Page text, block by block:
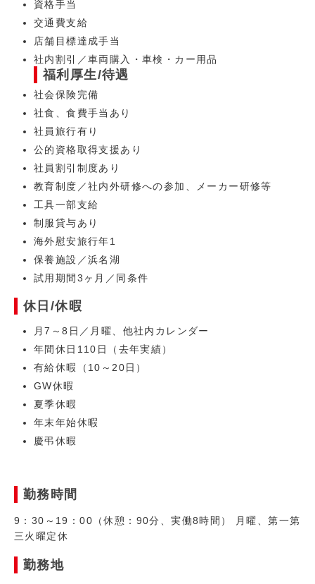
資格手当
交通費支給
店舗目標達成手当
社内割引／車両購入・車検・カー用品
福利厚生/待遇
社会保険完備
社食、食費手当あり
社員旅行有り
公的資格取得支援あり
社員割引制度あり
教育制度／社内外研修への参加、メーカー研修等
工具一部支給
制服貸与あり
海外慰安旅行年1
保養施設／浜名湖
試用期間3ヶ月／同条件
休日/休暇
月7～8日／月曜、他社内カレンダー
年間休日110日（去年実績）
有給休暇（10～20日）
GW休暇
夏季休暇
年末年始休暇
慶弔休暇
勤務時間
9：30～19：00（休憩：90分、実働8時間） 月曜、第一第
三火曜定休
勤務地